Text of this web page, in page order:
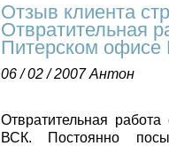
Отзыв клиента
Отвратительная
Питерском
06 / 02 / 2007Антон
Отвратительная
ВСК. Постоянно